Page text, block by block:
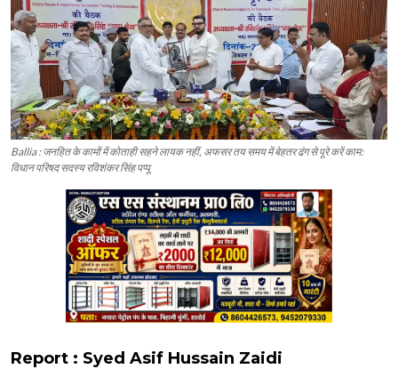
Ballia : जनहित के कामों में कोताही सहने लायक नहीं, अफसर तय समय में बेहतर ढंग से पूरे करें काम:
विधान परिषद सदस्य रविशंकर सिंह पप्पू
Report : Syed Asif Hussain Zaidi